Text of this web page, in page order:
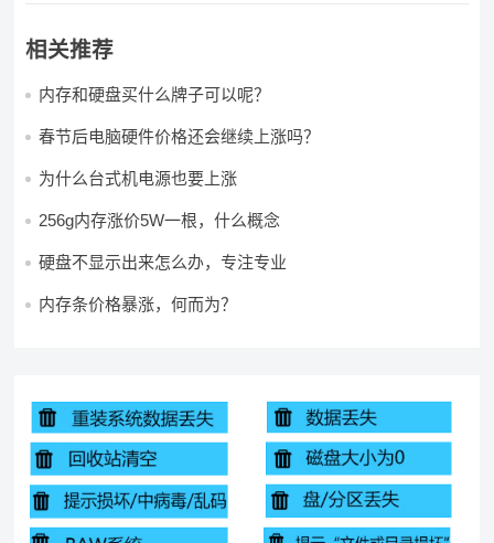
相关推荐
内存和硬盘买什么牌子可以呢？
春节后电脑硬件价格还会继续上涨吗？
为什么台式机电源也要上涨
256g内存涨价5W一根，什么概念
硬盘不显示出来怎么办，专注专业
内存条价格暴涨，何而为？